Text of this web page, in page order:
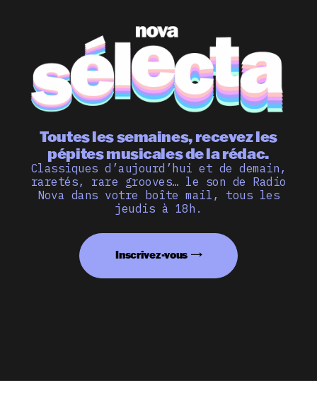
Toutes les semaines, recevez les
pépites musicales de la rédac.
Classiques d’aujourd’hui et de demain,
raretés, rare grooves… le son de Radio
Nova dans votre boîte mail, tous les
jeudis à 18h.
Inscrivez-vous